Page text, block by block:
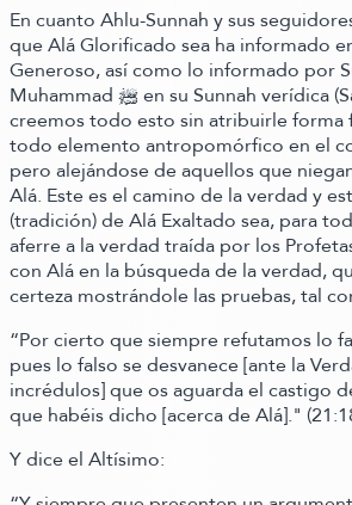
En cuanto Ahlu-Sunnah y sus
que Alá Glorificado sea ha informado
Generoso, así como lo informado por
Muhammad ﷺ‬ en su Sunnah verídica
creemos todo esto sin atribuirle forma
todo elemento antropomórfico en el
pero alejándose de aquellos que
Alá. Este es el camino de la verdad y
(tradición)de Alá Exaltado sea, para
aferre a la verdad traída por los
con Alá en la búsqueda de la verdad,
certeza mostrándole las pruebas,tal
“Por cierto que siempre refutamos lo
pues lo falso se desvanece[ante la
incrédulos]que os aguarda el castigo
que habéis dicho[acerca de Alá]."
Y dice el Altísimo: